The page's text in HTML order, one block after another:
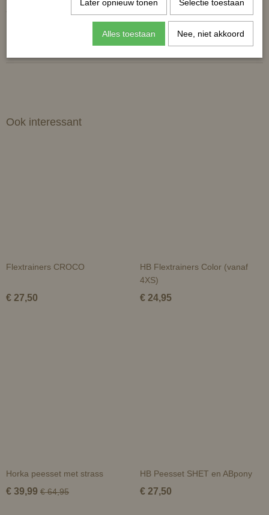
- Afmeting waszak: 33cm x 41cm
Ook interessant
Flextrainers CROCO
€ 27,50
HB Flextrainers Color (vanaf
4XS)
€ 24,95
Horka peesset met strass
€ 39,99 € 64,95
HB Peesset SHET en ABpony
€ 27,50
Later opnieuw tonen Selectie toestaan
Alles toestaan Nee, niet akkoord